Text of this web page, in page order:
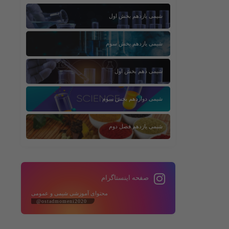
شیمی یازدهم بخش اول
شیمی یازدهم بخش سوم
شیمی دهم بخش اول
شیمی دوازدهم بخش سوم
شیمی یازدهم فصل دوم
صفحه اینستاگرام
محتوای آموزشی شیمی و عمومی
@ostadmomeni2020